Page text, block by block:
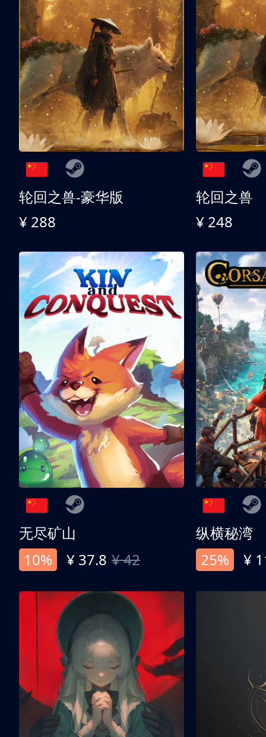
轮回之兽-豪华版
¥ 288
轮回之兽
¥ 248
无尽矿山
10%
¥ 37.8 ¥ 42
纵横秘湾
25%
¥